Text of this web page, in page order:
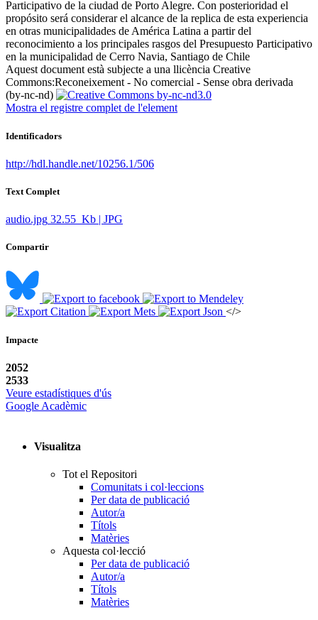
Participativo de la ciudad de Porto Alegre. Con posterioridad el
propósito será considerar el alcance de la replica de esta experiencia
en otras municipalidades de América Latina a partir del
reconocimiento a los principales rasgos del Presupuesto Participativo
en la municipalidad de Cerro Navia, Santiago de Chile ​
Aquest document està subjecte a una llicència Creative
Commons:Reconeixement - No comercial - Sense obra derivada
(by-nc-nd)
Mostra el registre complet de l'element
Identificadors
http://hdl.handle.net/10256.1/506
Text Complet
audio.jpg 32.55 Kb | JPG
Compartir
</>
Impacte
2052
2533
Veure estadístiques d'ús
Google Acadèmic
Visualitza
Tot el Repositori
Comunitats i col·leccions
Per data de publicació
Autor/a
Títols
Matèries
Aquesta col·lecció
Per data de publicació
Autor/a
Títols
Matèries